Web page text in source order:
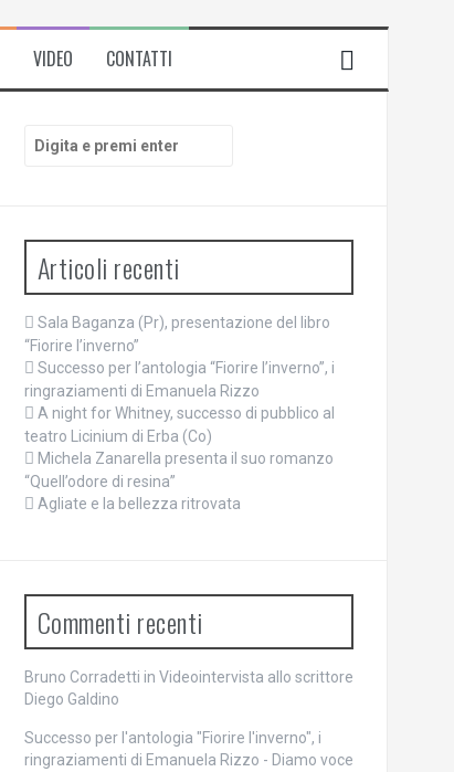
VIDEO CONTATTI
Articoli recenti
Sala Baganza (Pr), presentazione del libro
“Fiorire l’inverno”
Successo per l’antologia “Fiorire l’inverno”, i
ringraziamenti di Emanuela Rizzo
A night for Whitney, successo di pubblico al
teatro Licinium di Erba (Co)
Michela Zanarella presenta il suo romanzo
“Quell’odore di resina”
Agliate e la bellezza ritrovata
Commenti recenti
Bruno Corradetti in Videointervista allo scrittore
Diego Galdino
Successo per l'antologia "Fiorire l'inverno", i
ringraziamenti di Emanuela Rizzo - Diamo voce